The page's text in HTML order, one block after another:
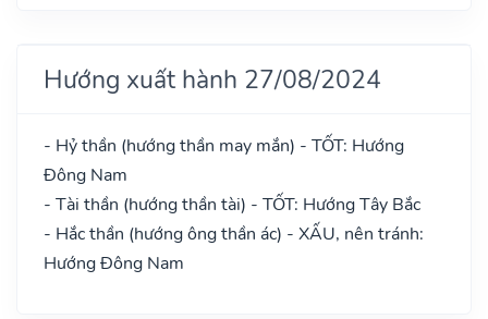
Hướng xuất hành 27/08/2024
- Hỷ thần (hướng thần may mắn) - TỐT: Hướng
Đông Nam
- Tài thần (hướng thần tài) - TỐT: Hướng Tây Bắc
- Hắc thần (hướng ông thần ác) - XẤU, nên tránh:
Hướng Đông Nam